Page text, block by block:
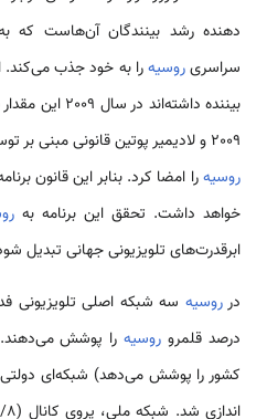
دهنده رشد بینندگان آن‌هاست که
سراسریروسیه
2009 و لادیمیر پوتین قانونی مبنی بر توسعه پخش تلویزیونی و رادیویی در
روسیه
خواهد داشت. تحقق این برنامه به
ابرقدرت‌های تلویزیونی جهانی تبدیل
درروسیه
درصد قلمرو روسیه
اندازی شد. شبکه ملی، پروی کانال (98/8 درصد قلمرو